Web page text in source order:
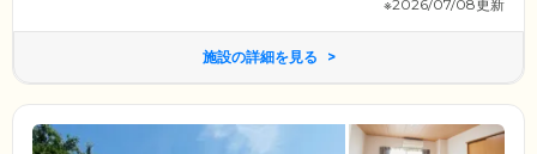
※2026/07/08更新
施設の詳細を見る